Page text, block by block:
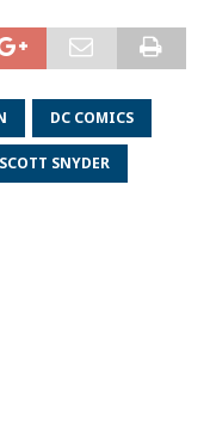
DC COMICS
SCOTT SNYDER